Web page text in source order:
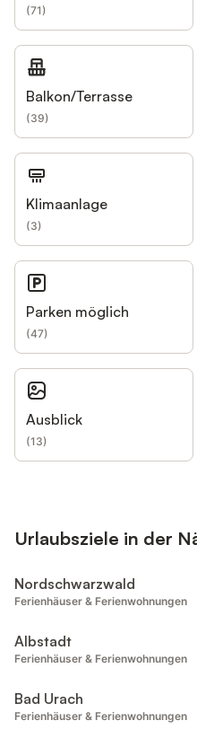
(71)
Balkon/Terrasse
(39)
Klimaanlage
(3)
Parken möglich
(47)
Ausblick
(13)
Urlaubsziele in der
Nordschwarzwald
Ferienhäuser & Ferienwohnungen
Albstadt
Ferienhäuser & Ferienwohnungen
Bad Urach
Ferienhäuser & Ferienwohnungen